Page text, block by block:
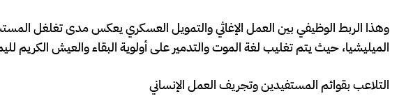
وهذا الربط الوظيفي بين العمل الإغاثي والتمويل العسكري يعكس مدى تغلغل
الميليشيا، حيث يتم تغليب لغة الموت والتدمير على أولوية البقاء والعيش الكريم
التلاعب بقوائم المستفيدين وتجريف العمل الإنساني